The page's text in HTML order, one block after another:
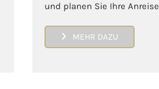
und planen Sie Ihre Anreise
MEHR DAZU